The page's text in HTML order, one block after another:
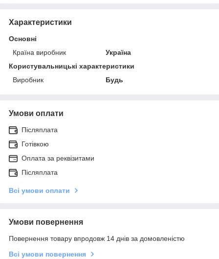
Характеристики
Основні
Країна виробник
Україна
Користувальницькі характеристики
Виробник
Будь
Умови оплати
Післяплата
Готівкою
Оплата за реквізитами
Післяплата
Всі умови оплати
Умови повернення
Повернення товару впродовж 14 днів за домовленістю
Всі умови повернення